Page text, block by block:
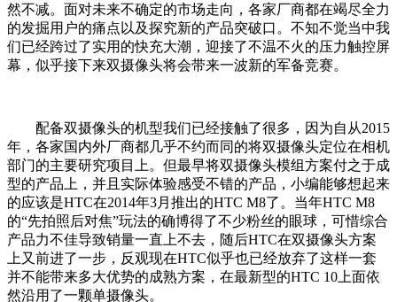
然不减。面对未来不确定的市场走向，各家厂商都在竭尽全力
的发掘用户的痛点以及探究新的产品突破口。不知不觉当中我
们已经跨过了实用的快充大潮，迎接了不温不火的压力触控屏
幕，似乎接下来双摄像头将会带来一波新的军备竞赛。
配备双摄像头的机型我们已经接触了很多，因为自从2015
年，各家国内外厂商都几乎不约而同的将双摄像头定位在相机
部门的主要研究项目上。但最早将双摄像头模组方案付之于成
型的产品上，并且实际体验感受不错的产品，小编能够想起来
的应该是HTC在2014年3月推出的HTC M8了。当年HTC M8
的“先拍照后对焦”玩法的确博得了不少粉丝的眼球，可惜综合
产品力不佳导致销量一直上不去，随后HTC在双摄像头方案
上又前进了一步，反观现在HTC似乎也已经放弃了这样一套
并不能带来多大优势的成熟方案，在最新型的HTC 10上面依
然沿用了一颗单摄像头。